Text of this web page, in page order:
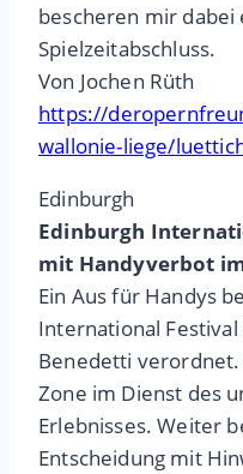
bescheren mir
Spielzeitabschluss.
Von Jochen Rüth
https://
wallonie-liege/
Edinburgh
Edinburgh
mit Handyverbot
Ein Aus für Handys
International
Benedetti
Zone im Dienst des
Erlebnisses. Weiter
Entscheidung mit